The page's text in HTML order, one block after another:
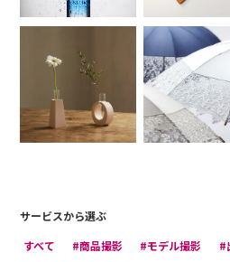
サービスから選ぶ
すべて
#商品撮影 #モデル撮影 #